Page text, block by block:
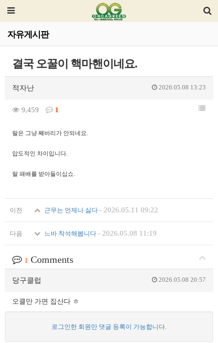
자유게시판
결국 오꿀이 핵마핸이네요.
적자난 2026.05.08 13:23
9,459 1
랄은 그냥 째바리가 안되네요.
압도적인 차이입니다.
랄 패배를 받아들이십쇼.
이전 근무는 언제나 싫다 - 2026.05.11 09:22
다음 느바 착석해봅니다 - 2026.05.08 11:19
1 Comments
당구클럽 2026.05.08 20:57
오클만 가면 집산다 ㅎ
로그인한 회원만 댓글 등록이 가능합니다.